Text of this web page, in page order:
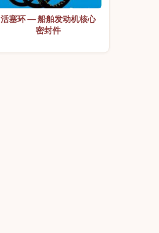
活塞环 — 船舶发动机核心
密封件